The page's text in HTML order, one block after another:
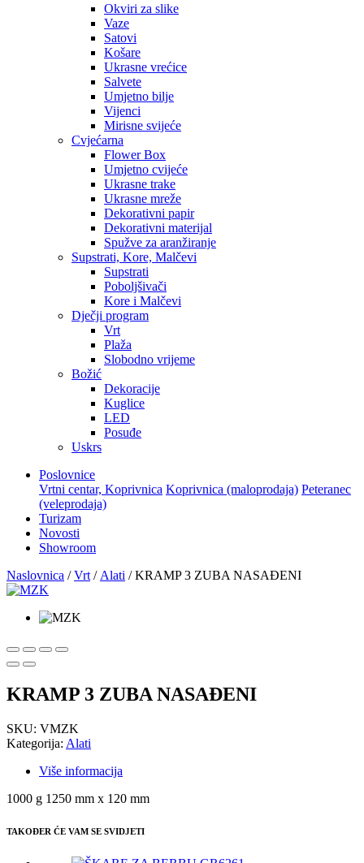
Okviri za slike
Vaze
Satovi
Košare
Ukrasne vrećice
Salvete
Umjetno bilje
Vijenci
Mirisne svijeće
Cvjećarna
Flower Box
Umjetno cvijeće
Ukrasne trake
Ukrasne mreže
Dekorativni papir
Dekorativni materijal
Spužve za aranžiranje
Supstrati, Kore, Malčevi
Supstrati
Poboljšivači
Kore i Malčevi
Dječji program
Vrt
Plaža
Slobodno vrijeme
Božić
Dekoracije
Kuglice
LED
Posuđe
Uskrs
Poslovnice
Vrtni centar, Koprivnica Koprivnica (maloprodaja) Peteranec
(veleprodaja)
Turizam
Novosti
Showroom
Naslovnica /Vrt / Alati / KRAMP 3 ZUBA NASAĐENI
KRAMP 3 ZUBA NASAĐENI
SKU: VMZK
Kategorija: Alati
Više informacija
1000 g 1250 mm x 120 mm
TAKOĐER ĆE VAM SE SVIDJETI